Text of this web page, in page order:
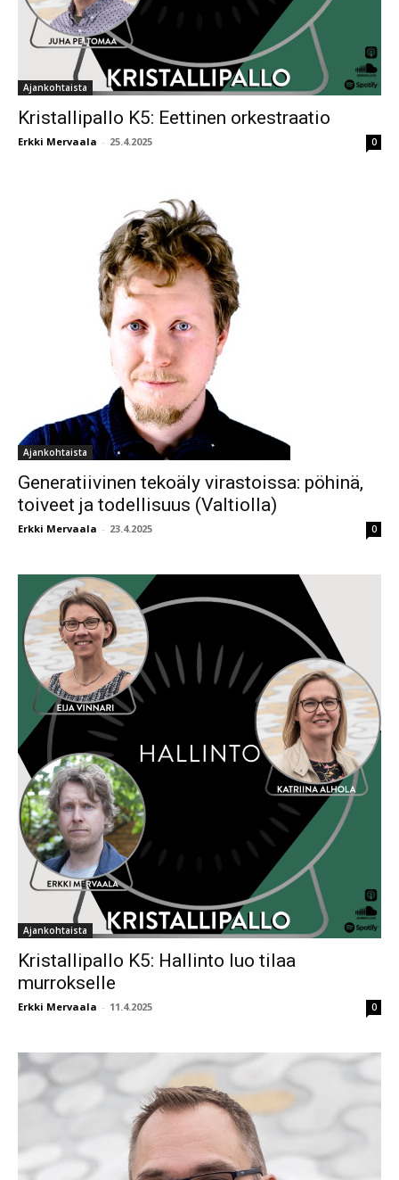
Ajankohtaista
Kristallipallo K5: Eettinen orkestraatio
Erkki Mervaala - 25.4.2025 0
Ajankohtaista
Generatiivinen tekoäly virastoissa: pöhinä,
toiveet ja todellisuus (Valtiolla)
Erkki Mervaala - 23.4.2025 0
Ajankohtaista
Kristallipallo K5: Hallinto luo tilaa
murrokselle
Erkki Mervaala - 11.4.2025 0